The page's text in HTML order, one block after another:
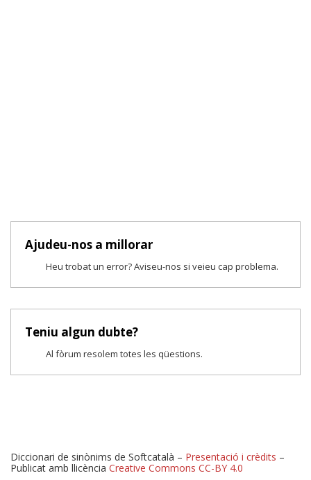
Ajudeu-nos a millorar
Heu trobat un error? Aviseu-nos si veieu cap problema.
Teniu algun dubte?
Al fòrum resolem totes les qüestions.
Diccionari de sinònims de Softcatalà – Presentació i crèdits –
Publicat amb llicència Creative Commons CC-BY 4.0